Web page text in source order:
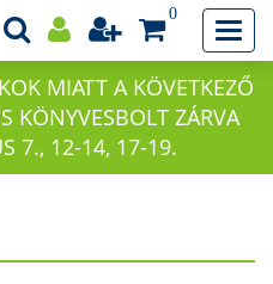
0
MIATT A KÖVETKEZŐ
KÖNYVESBOLT ZÁRVA
7., 12-14, 17-19.